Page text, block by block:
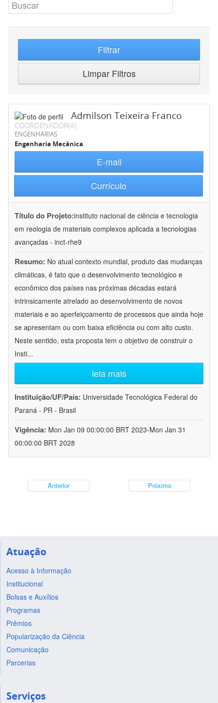
Filtrar
Limpar Filtros
Admilson Teixeira Franco
COORDENADOR(A)
ENGENHARIAS
Engenharia Mecânica
E-mail
Currículo
Título do Projeto:instituto nacional de ciência e tecnologia
em reologia de materiais complexos aplicada a tecnologias
avançadas - inct-rhe9
Resumo: No atual contexto mundial, produto das mudanças
climáticas, é fato que o desenvolvimento tecnológico e
econômico dos países nas próximas décadas estará
intrinsicamente atrelado ao desenvolvimento de novos
materiais e ao aperfeiçoamento de processos que ainda hoje
se apresentam ou com baixa eficiência ou com alto custo.
Neste sentido, esta proposta tem o objetivo de construir o
Insti...
leia mais
Instituição/UF/País: Universidade Tecnológica Federal do
Paraná - PR - Brasil
Vigência: Mon Jan 09 00:00:00 BRT 2023-Mon Jan 31
00:00:00 BRT 2028
Anterior Próximo
Atuação
Acesso à Informação
Institucional
Bolsas e Auxílios
Programas
Prêmios
Popularização da Ciência
Comunicação
Parcerias
Serviços